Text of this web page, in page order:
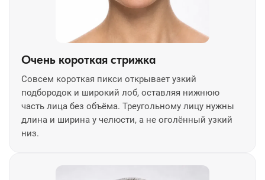
Очень короткая стрижка
Совсем короткая пикси открывает узкий
подбородок и широкий лоб, оставляя нижнюю
часть лица без объёма. Треугольному лицу нужны
длина и ширина у челюсти, а не оголённый узкий
низ.